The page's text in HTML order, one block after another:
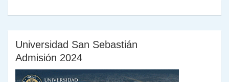
Universidad San Sebastián
Admisión 2024